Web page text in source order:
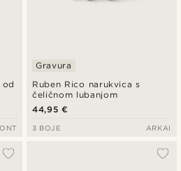
Ruben Rico narukvica s
čeličnom lubanjom
Gravura
44,95 €
3 BOJE ARKAI